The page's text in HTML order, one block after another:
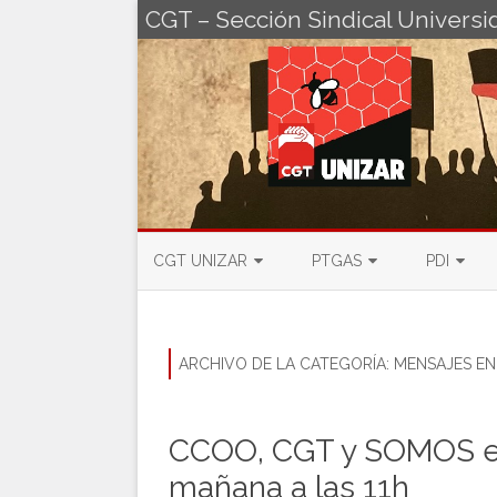
CGT – Sección Sindical
CGT UNIZAR
PLAN CONCILIA
CONTACTO
PTGAS
PACTO PERSONAL
PDI
II
ARCHIVO DE LA CATEGORÍA: MENSAJES
CCOO, CGT y
mañana a las 11h